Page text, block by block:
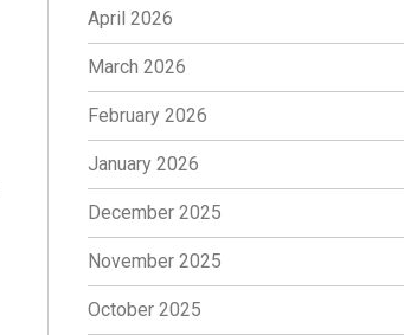
April 2026
March 2026
February 2026
January 2026
December 2025
November 2025
October 2025